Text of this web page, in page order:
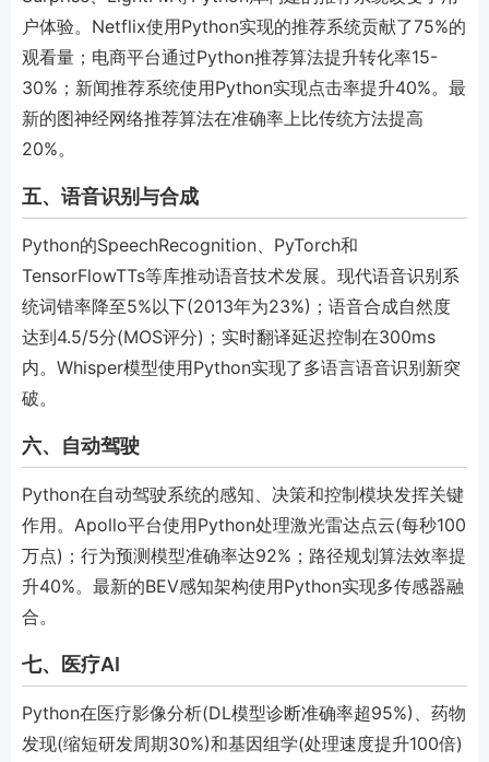
户体验。Netflix使用Python实现的推荐系统贡献了75%的
观看量；电商平台通过Python推荐算法提升转化率15-
30%；新闻推荐系统使用Python实现点击率提升40%。最
新的图神经网络推荐算法在准确率上比传统方法提高
20%。
五、语音识别与合成
Python的SpeechRecognition、PyTorch和
TensorFlowTTs等库推动语音技术发展。现代语音识别系
统词错率降至5%以下(2013年为23%)；语音合成自然度
达到4.5/5分(MOS评分)；实时翻译延迟控制在300ms
内。Whisper模型使用Python实现了多语言语音识别新突
破。
六、自动驾驶
Python在自动驾驶系统的感知、决策和控制模块发挥关键
作用。Apollo平台使用Python处理激光雷达点云(每秒100
万点)；行为预测模型准确率达92%；路径规划算法效率提
升40%。最新的BEV感知架构使用Python实现多传感器融
合。
七、医疗AI
Python在医疗影像分析(DL模型诊断准确率超95%)、药物
发现(缩短研发周期30%)和基因组学(处理速度提升100倍)